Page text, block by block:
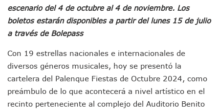
Jóvenes En Movimiento Jalisco Renueva Su Dirigencia
En PV Encabezan Preferencias Morena Y Juan Carlos
Pancho López; En La Mira Del Comité Nacional Del PAN
Cae El “R1”, Presunto Autor Intelectual Del Homicidio De
IMSS Invierte 12.6 MDP En Remodelar Urgencias Del
En Abril 2027 Terminarán El Centro Regional De Autismo
Puerto Vallarta Fortalece Su Promoción En California Con
Accidente En Un RZR, Principal Hipótesis Por La Muerte
escenario del 4 de octubre al 4 de noviembre. Los
boletos estarán disponibles a partir del lunes 15 de julio
a través de Bolepass
Con 19 estrellas nacionales e internacionales de
diversos géneros musicales, hoy se presentó la
cartelera del Palenque Fiestas de Octubre 2024, como
preámbulo de lo que acontecerá a nivel artístico en el
recinto perteneciente al complejo del Auditorio Benito